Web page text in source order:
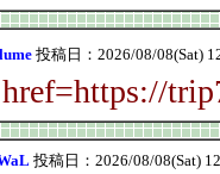
投稿日：2026/08/08(Sat)
投稿日：2026/08/08(Sat)